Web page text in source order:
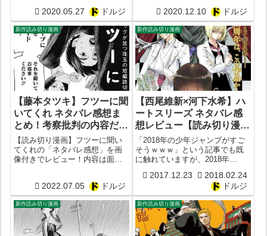
は連載化される？
2020.05.27 ドルジ
寿郎と甘露寺蜜璃の過去も丸わ
かり？平野稜二は本家鬼滅の刃
と比べるとどう？【内容あらす
じ】
2020.12.10 ドルジ
新作読み切り漫画
【藤本タツキ】フツーに聞
いてくれ ネタバレ感想ま
とめ！考察批判の内容だっ
た？面白い？【漫画レビュ
ー】【遠田おと】
【読み切り漫画】フツーに聞い
てくれの「ネタバレ感想」を画
像付きでレビュー！内容は面白
おと。掲載サイトは少年ジャン
ププラス。出版社は集英社。
2022.07.05 ドルジ
新作読み切り漫画
【西尾維新×河下水希】ハ
ートスリーズ ネタバレ感
想レビュー【読み切り漫
画】
「2018年の少年ジャンプがすご
そうｗｗｗ」という記事でも既
に触れていますが、2018年
年も含む）以降に展開される読
み切りマンガがかなり豪華。何
故なら2018年は少年ジャンプが
創刊して50周年目にあたる年...
2017.12.23
2018.02.24
ドルジ
新作読み切り漫画 新作読み切り漫画